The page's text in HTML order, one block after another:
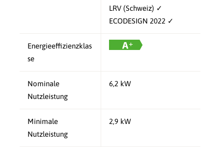
LRV (Schweiz) ✓
ECODESIGN 2022 ✓
Energieeffizienzklas
se
Nominale
Nutzleistung
6,2 kW
Minimale
Nutzleistung
2,9 kW